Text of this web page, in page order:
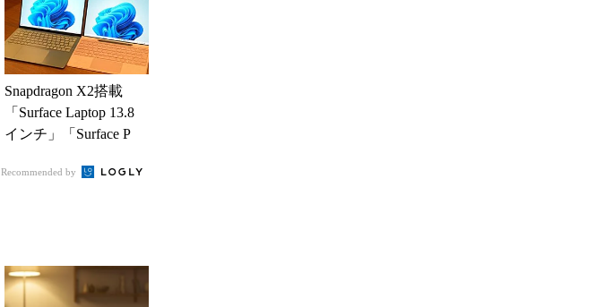
Snapdragon X2搭載
「Surface Laptop 13.8
インチ」「Surface P
Recommended by